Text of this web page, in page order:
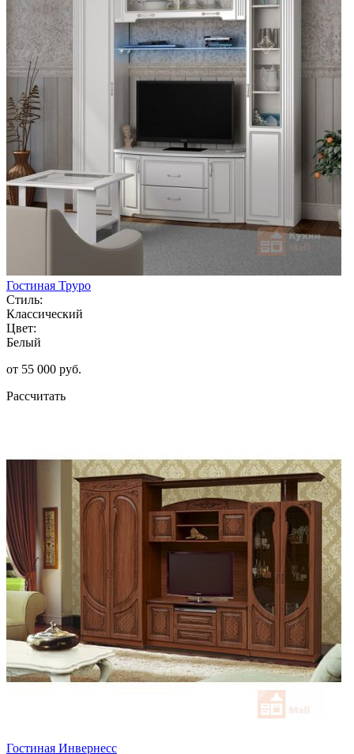
Гостиная Труро
Стиль:
Классический
Цвет:
Белый
от 55 000 руб.
Рассчитать
Гостиная Инвернесс